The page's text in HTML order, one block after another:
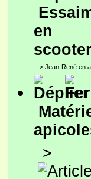
en
> Jean-René en
>